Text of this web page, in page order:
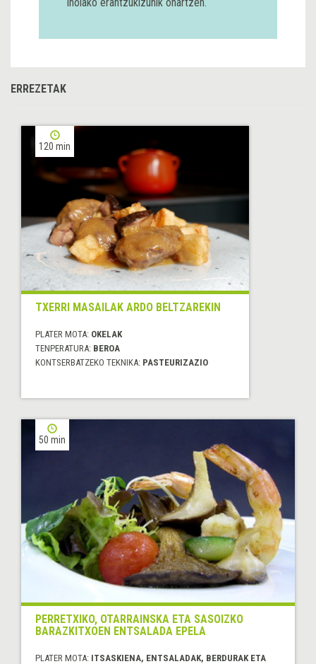
ERREZETAK
120 min
TXERRI MASAILAK ARDO BELTZAREKIN
PLATER MOTA: OKELAK
TENPERATURA: BEROA
KONTSERBATZEKO TEKNIKA: PASTEURIZAZIO
50 min
PERRETXIKO, OTARRAINSKA ETA SASOIZKO
BARAZKITXOEN ENTSALADA EPELA
PLATER MOTA: ITSASKIENA, ENTSALADAK, BERDURAK ETA